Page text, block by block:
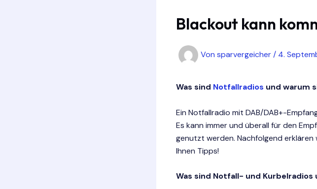
Blackout kann
Von sparvergeicher / 4.
Was sind Notfallradios und warum
Ein Notfallradio mit DAB/DAB+-
Es kann immer und überall für den
genutzt werden. Nachfolgend erklären
Ihnen Tipps!
Was sind Notfall- und